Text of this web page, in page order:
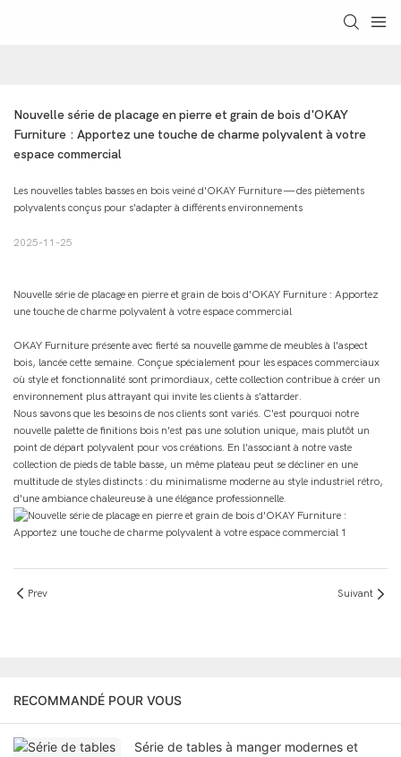
Nouvelle série de placage en pierre et grain de bois d'OKAY
Furniture : Apportez une touche de charme polyvalent à votre
espace commercial
Les nouvelles tables basses en bois veiné d'OKAY Furniture — des piètements
polyvalents conçus pour s'adapter à différents environnements
2025-11-25
Nouvelle série de placage en pierre et grain de bois d'OKAY Furniture : Apportez
une touche de charme polyvalent à votre espace commercial
OKAY Furniture présente avec fierté sa nouvelle gamme de meubles à l'aspect
bois, lancée cette semaine. Conçue spécialement pour les espaces commerciaux
où style et fonctionnalité sont primordiaux, cette collection contribue à créer un
environnement plus attrayant qui invite les clients à s'attarder.
Nous savons que les besoins de nos clients sont variés. C'est pourquoi notre
nouvelle palette de finitions bois n'est pas une solution unique, mais plutôt un
point de départ polyvalent pour vos créations. En l'associant à notre vaste
collection de pieds de table basse, un même plateau peut se décliner en une
multitude de styles distincts : du minimalisme moderne au style industriel rétro,
d'une ambiance chaleureuse à une élégance professionnelle.
Prev Suivant
RECOMMANDÉ POUR VOUS
Série de tables à manger modernes et